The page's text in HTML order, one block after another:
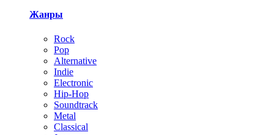
Жанры
Rock
Pop
Alternative
Indie
Electronic
Hip-Hop
Soundtrack
Metal
Classical